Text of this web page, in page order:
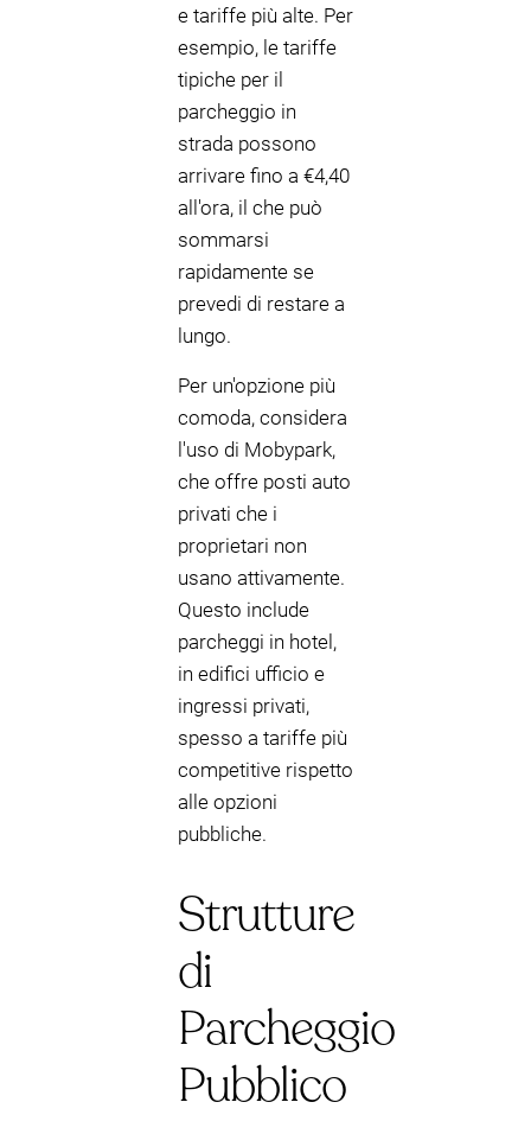
e tariffe più alte. Per
esempio, le tariffe
tipiche per il
parcheggio in
strada possono
arrivare fino a €4,40
all'ora, il che può
sommarsi
rapidamente se
prevedi di restare a
lungo.
Per un'opzione più
comoda, considera
l'uso di Mobypark,
che offre posti auto
privati che i
proprietari non
usano attivamente.
Questo include
parcheggi in hotel,
in edifici ufficio e
ingressi privati,
spesso a tariffe più
competitive rispetto
alle opzioni
pubbliche.
Strutture
di
Parcheggio
Pubblico